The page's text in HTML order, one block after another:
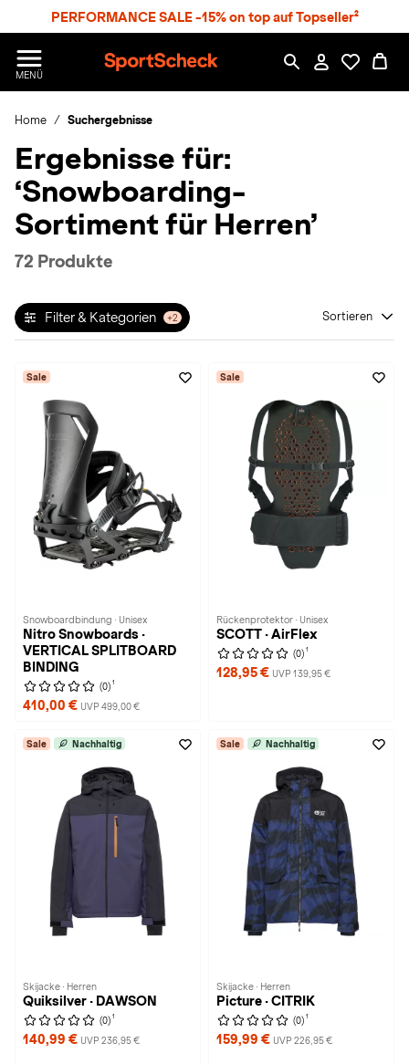
PERFORMANCE SALE -15% on top auf Topseller²
MENÜ
p
r
S
h
c
Home Suchergebnisse
Ergebnisse für:
‘Snowboarding-
Sortiment für Herren’
72 Produkte
Filter & Kategorien +2 Sortieren
Sale
Snowboardbindung · Unisex
Nitro Snowboards ·
VERTICAL SPLITBOARD
BINDING
(0) 1
410,00 € UVP 499,00 €
Sale
Rückenprotektor · Unisex
SCOTT · AirFlex
(0) 1
128,95 € UVP 139,95 €
Sale Nachhaltig
Skijacke · Herren
Quiksilver · DAWSON
(0) 1
140,99 € UVP 236,95 €
Sale Nachhaltig
Skijacke · Herren
Picture · CITRIK
(0) 1
159,99 € UVP 226,95 €